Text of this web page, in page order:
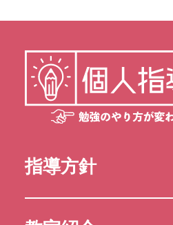
指導方針